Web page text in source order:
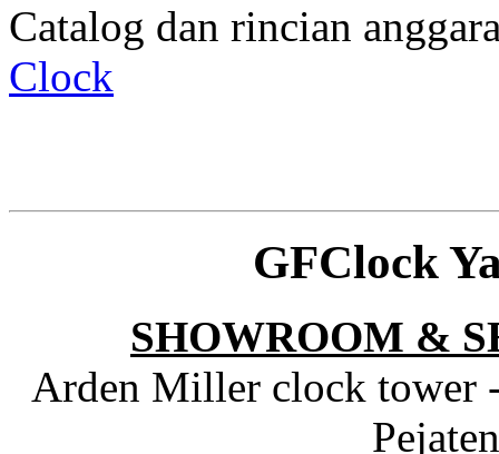
Catalog dan rincian
Clock
GFClock
SHOWROOM &
Arden Miller clock tower